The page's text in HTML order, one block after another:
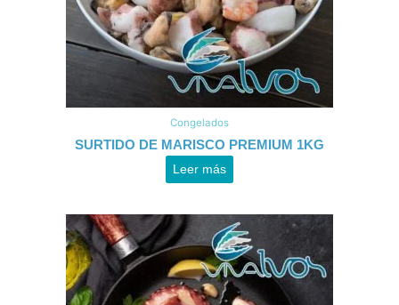
Congelados
SURTIDO DE MARISCO PREMIUM 1KG
Leer más